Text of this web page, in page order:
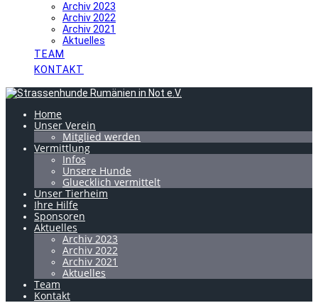
Archiv 2023
Archiv 2022
Archiv 2021
Aktuelles
TEAM
KONTAKT
Home
Unser Verein
Mitglied werden
Vermittlung
Infos
Unsere Hunde
Gluecklich vermittelt
Unser Tierheim
Ihre Hilfe
Sponsoren
Aktuelles
Archiv 2023
Archiv 2022
Archiv 2021
Aktuelles
Team
Kontakt